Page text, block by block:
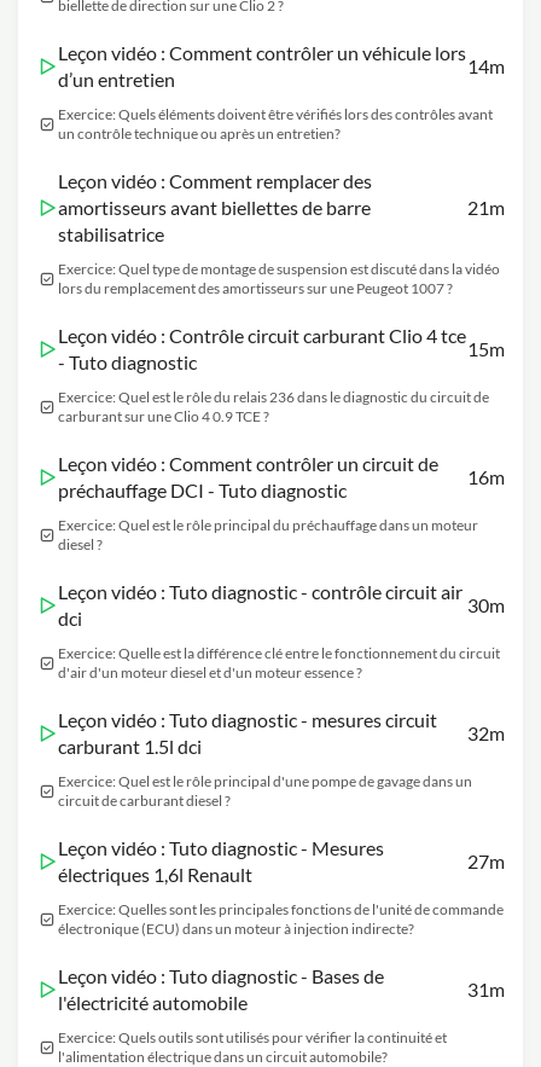
biellette de direction sur une Clio 2 ?
Leçon vidéo : Comment contrôler un véhicule lors
d’un entretien
14m
Exercice: Quels éléments doivent être vérifiés lors des contrôles avant
un contrôle technique ou après un entretien?
Leçon vidéo : Comment remplacer des
amortisseurs avant biellettes de barre
stabilisatrice
21m
Exercice: Quel type de montage de suspension est discuté dans la vidéo
lors du remplacement des amortisseurs sur une Peugeot 1007 ?
Leçon vidéo : Contrôle circuit carburant Clio 4 tce
- Tuto diagnostic
15m
Exercice: Quel est le rôle du relais 236 dans le diagnostic du circuit de
carburant sur une Clio 4 0.9 TCE ?
Leçon vidéo : Comment contrôler un circuit de
préchauffage DCI - Tuto diagnostic
16m
Exercice: Quel est le rôle principal du préchauffage dans un moteur
diesel ?
Leçon vidéo : Tuto diagnostic - contrôle circuit air
dci
30m
Exercice: Quelle est la différence clé entre le fonctionnement du circuit
d'air d'un moteur diesel et d'un moteur essence ?
Leçon vidéo : Tuto diagnostic - mesures circuit
carburant 1.5l dci
32m
Exercice: Quel est le rôle principal d'une pompe de gavage dans un
circuit de carburant diesel ?
Leçon vidéo : Tuto diagnostic - Mesures
électriques 1,6l Renault
27m
Exercice: Quelles sont les principales fonctions de l'unité de commande
électronique (ECU) dans un moteur à injection indirecte?
Leçon vidéo : Tuto diagnostic - Bases de
l'électricité automobile
31m
Exercice: Quels outils sont utilisés pour vérifier la continuité et
l'alimentation électrique dans un circuit automobile?